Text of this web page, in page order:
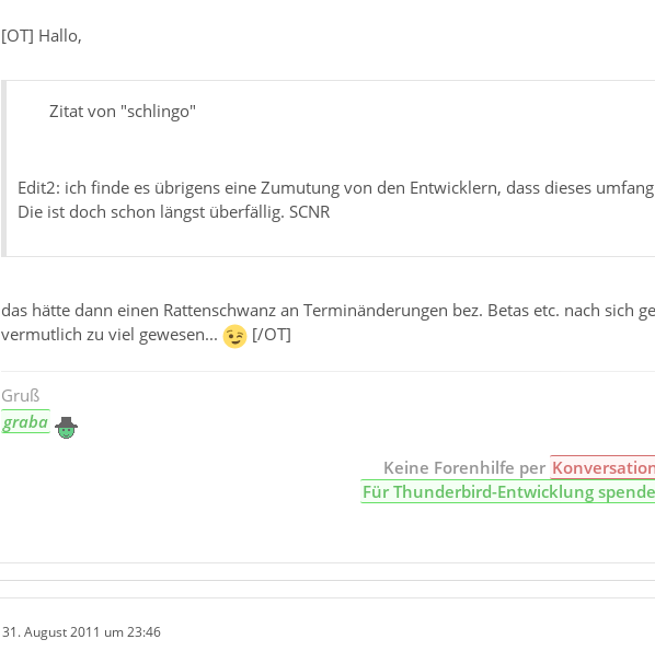
[OT] Hallo,
Zitat von "schlingo"
Edit2: ich finde es übrigens eine Zumutung von den Entwicklern, dass dieses
Die ist doch schon längst überfällig. SCNR
das hätte dann einen Rattenschwanz an Terminänderungen bez. Betas etc. nach sich
vermutlich zu viel gewesen...
[/OT]
Gruß
graba
Keine Forenhilfe per
Für Thunderbird-Entwicklung
31. August 2011 um 23:46